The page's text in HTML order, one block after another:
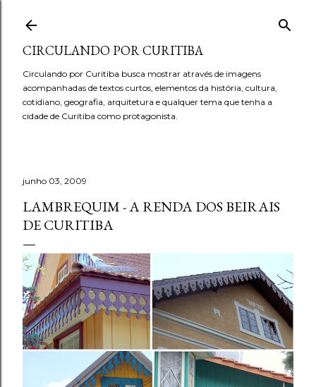
CIRCULANDO POR CURITIBA
Circulando por Curitiba busca mostrar através de imagens
acompanhadas de textos curtos, elementos da história, cultura,
cotidiano, geografia, arquitetura e qualquer tema que tenha a
cidade de Curitiba como protagonista.
junho 03, 2009
LAMBREQUIM - A RENDA DOS BEIRAIS
DE CURITIBA